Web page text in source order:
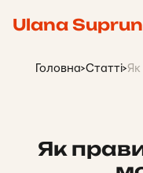
Ulana Suprun
Головна>Статті>Як
Як